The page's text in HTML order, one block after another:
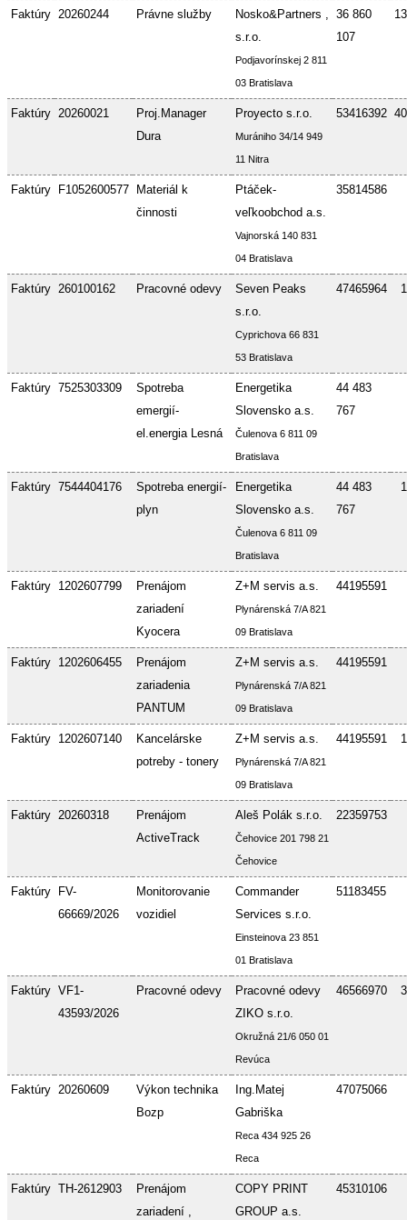
Faktúry 20260244 Právne služby
Nosko&Partners ,
s.r.o.
Podjavorínskej 2 811
03 Bratislava
36 860
107
Faktúry 20260021
Proj.Manager
Dura
Proyecto s.r.o.
Murániho 34/14 949
11 Nitra
53416392
Faktúry F1052600577
Materiál k
činnosti
Ptáček-
veľkoobchod a.s.
Vajnorská 140 831
04 Bratislava
35814586
Faktúry 260100162 Pracovné odevy
Seven Peaks
s.r.o.
Cyprichova 66 831
53 Bratislava
47465964
Faktúry 7525303309
Spotreba
emergií-
el.energia Lesná
Energetika
Slovensko a.s.
Čulenova 6 811 09
Bratislava
44 483
767
Faktúry 7544404176
Spotreba energií-
plyn
Energetika
Slovensko a.s.
Čulenova 6 811 09
Bratislava
44 483
767
Faktúry 1202607799
Prenájom
zariadení
Kyocera
Z+M servis a.s.
Plynárenská 7/A 821
09 Bratislava
44195591
Faktúry 1202606455
Prenájom
zariadenia
PANTUM
Z+M servis a.s.
Plynárenská 7/A 821
09 Bratislava
44195591
Faktúry 1202607140
Kancelárske
potreby - tonery
Z+M servis a.s.
Plynárenská 7/A 821
09 Bratislava
44195591
Faktúry 20260318
Prenájom
ActiveTrack
Aleš Polák s.r.o.
Čehovice 201 798 21
Čehovice
22359753
Faktúry
FV-
66669/2026
Monitorovanie
vozidiel
Commander
Services s.r.o.
Einsteinova 23 851
01 Bratislava
51183455
Faktúry VF1-
43593/2026
Pracovné odevy
Pracovné odevy
ZIKO s.r.o.
Okružná 21/6 050 01
Revúca
46566970
Faktúry 20260609
Výkon technika
Bozp
Ing.Matej
Gabriška
Reca 434 925 26
Reca
47075066
Faktúry TH-2612903
Prenájom
zariadení ,
COPY PRINT
GROUP a.s.
45310106